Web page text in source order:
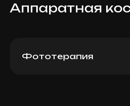
Аппаратная
Фототерапия